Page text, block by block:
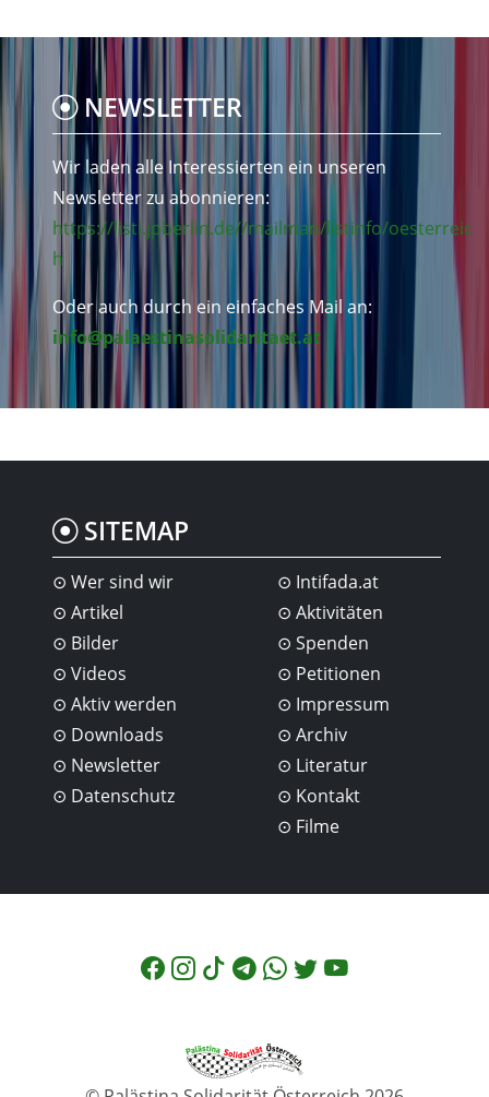
NEWSLETTER
Wir laden alle Interessierten ein unseren
Newsletter zu abonnieren:
https://listi.jpberlin.de//mailman/listinfo/oesterreic
h
Oder auch durch ein einfaches Mail an:
info@palaestinasolidaritaet.at
SITEMAP
Wer sind wir
Artikel
Bilder
Videos
Intifada.at
Aktivitäten
Spenden
Petitionen
Aktiv werden
Downloads
Newsletter
Datenschutz
Impressum
Archiv
Literatur
Kontakt
Filme